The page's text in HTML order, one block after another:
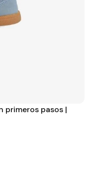
primeros pasos |